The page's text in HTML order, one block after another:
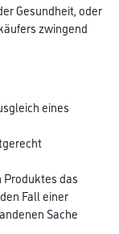
Gesundheit, oder
zwingend
eines
Produktes das
Fall einer
Sache